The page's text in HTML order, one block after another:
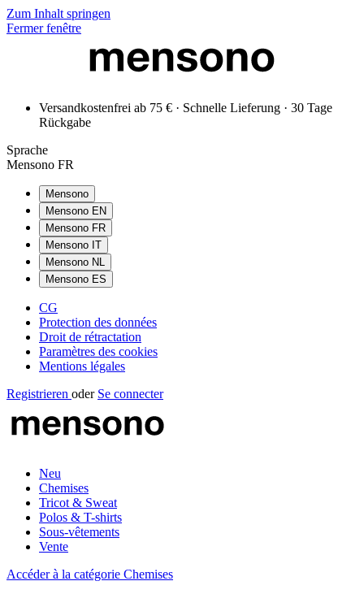
Zum Inhalt springen
Fermer fenêtre
Versandkostenfrei ab 75 € · Schnelle Lieferung · 30 Tage
Rückgabe
Sprache
Mensono FR
Mensono
Mensono EN
Mensono FR
Mensono IT
Mensono NL
Mensono ES
CG
Protection des données
Droit de rétractation
Paramètres des cookies
Mentions légales
Registrieren oder Se connecter
Neu
Chemises
Tricot & Sweat
Polos & T-shirts
Sous-vêtements
Vente
Accéder à la catégorie Chemises